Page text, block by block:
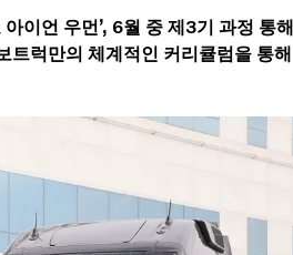
이언 우먼’, 6월 중 제3기 과정 통해
트럭만의 체계적인 커리큘럼을 통해